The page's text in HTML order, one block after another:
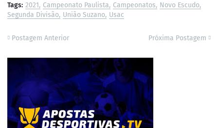
Tags: 2021 Campeonato Paulista Campeonatos Novo Escudo
Segunda Divisão União Suzano Usac
Postagem Anterior Próxima Postagem